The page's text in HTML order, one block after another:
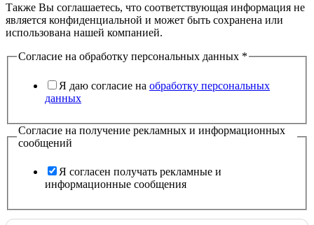
Также Вы соглашаетесь, что соответствующая информация не
является конфиденциальной и может быть сохранена или
использована нашей компанией.
Согласие на обработку персональных данных *
Я даю согласие на обработку персональных
данных
Согласие на получение рекламных и информационных
сообщений
Я согласен получать рекламные и
информационные сообщения